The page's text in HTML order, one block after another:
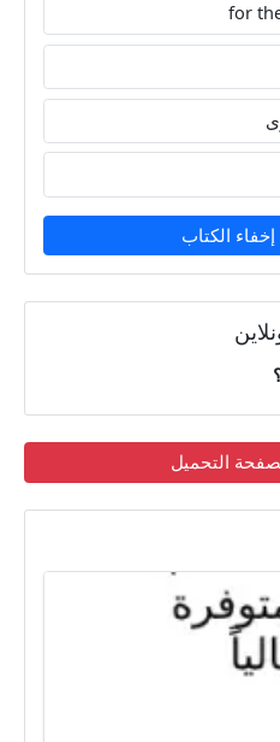
for
الكتاب
التحميل